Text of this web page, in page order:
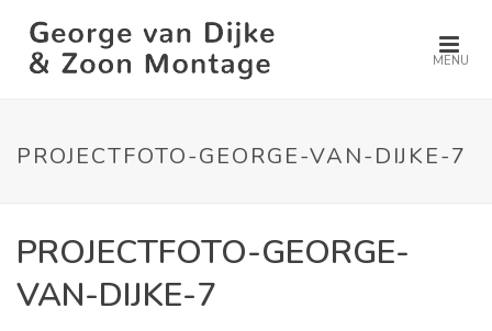
MENU
PROJECTFOTO-GEORGE-VAN-DIJKE-7
PROJECTFOTO-GEORGE-
VAN-DIJKE-7